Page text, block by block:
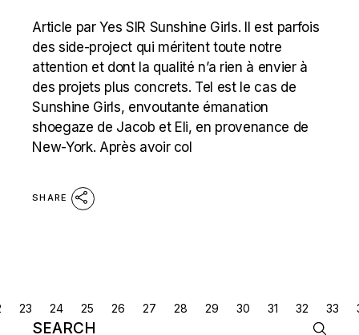
Article par Yes SIR Sunshine Girls. Il est parfois
des side-project qui méritent toute notre
attention et dont la qualité n’a rien à envier à
des projets plus concrets. Tel est le cas de
Sunshine Girls, envoutante émanation
shoegaze de Jacob et Eli, en provenance de
New-York. Après avoir col
SHARE
POSTS
23 24 25 26 27 28 29 30 31 32 33
Search